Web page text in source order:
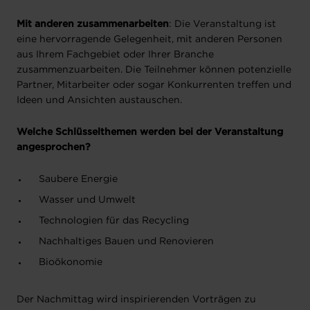
Mit anderen zusammenarbeiten: Die Veranstaltung ist
eine hervorragende Gelegenheit, mit anderen Personen
aus Ihrem Fachgebiet oder Ihrer Branche
zusammenzuarbeiten. Die Teilnehmer können potenzielle
Partner, Mitarbeiter oder sogar Konkurrenten treffen und
Ideen und Ansichten austauschen.
Welche Schlüsselthemen werden bei der Veranstaltung
angesprochen?
Saubere Energie
Wasser und Umwelt
Technologien für das Recycling
Nachhaltiges Bauen und Renovieren
Bioökonomie
Der Nachmittag wird inspirierenden Vorträgen zu